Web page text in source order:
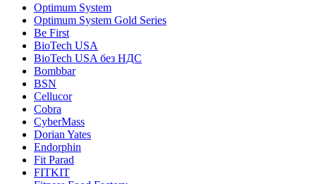
Optimum System
Optimum System Gold Series
Be First
BioTech USA
BioTech USA без НДС
Bombbar
BSN
Cellucor
Cobra
CyberMass
Dorian Yates
Endorphin
Fit Parad
FITKIT